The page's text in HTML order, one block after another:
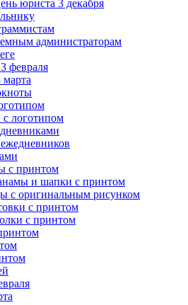
юриста 3 декабря
администраторам
февраля
логотипом
с принтом
и шапки с принтом
с оригинальным рисунком
с принтом
с принтом